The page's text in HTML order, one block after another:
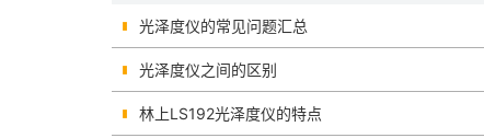
光泽度仪的常见问题汇总
光泽度仪之间的区别
林上LS192光泽度仪的特点